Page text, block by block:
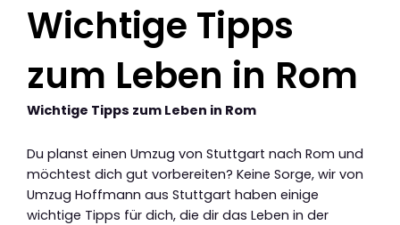
Wichtige Tipps
zum Leben in Rom
Wichtige Tipps zum Leben in Rom
Du planst einen Umzug von Stuttgart nach Rom und
möchtest dich gut vorbereiten? Keine Sorge, wir von
Umzug Hoffmann aus Stuttgart haben einige
wichtige Tipps für dich, die dir das Leben in der